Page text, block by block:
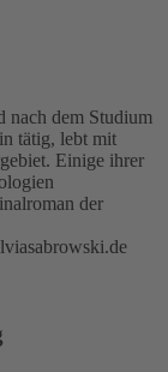
nach dem Studium
tätig, lebt mit
Einige ihrer
der